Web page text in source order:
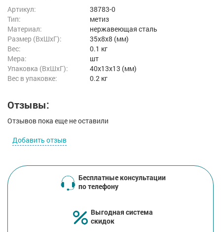
Артикул:
38783-0
Тип:
метиз
Материал:
нержавеющая сталь
Размер (ВxШxГ):
35x8x8 (мм)
Вес:
0.1 кг
Мера:
шт
Упаковка (ВхШхГ):
40x13x13 (мм)
Вес в упаковке:
0.2 кг
Отзывы:
Отзывов пока еще не оставили
Добавить отзыв
Бесплатные консультации
по телефону
Выгодная система
скидок